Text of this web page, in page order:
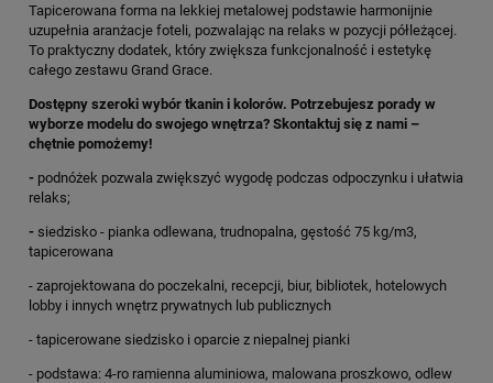
Tapicerowana forma na lekkiej metalowej podstawie harmonijnie
uzupełnia aranżacje foteli, pozwalając na relaks w pozycji półleżącej.
To praktyczny dodatek, który zwiększa funkcjonalność i estetykę
całego zestawu Grand Grace.
Dostępny szeroki wybór tkanin i kolorów. Potrzebujesz porady w
wyborze modelu do swojego wnętrza? Skontaktuj się z nami –
chętnie pomożemy!
- podnóżek pozwala zwiększyć wygodę podczas odpoczynku i ułatwia
relaks;
- siedzisko - pianka odlewana, trudnopalna, gęstość 75 kg/m3,
tapicerowana
- zaprojektowana do poczekalni, recepcji, biur, bibliotek, hotelowych
lobby i innych wnętrz prywatnych lub publicznych
- tapicerowane siedzisko i oparcie z niepalnej pianki
- podstawa: 4-ro ramienna aluminiowa, malowana proszkowo, odlew